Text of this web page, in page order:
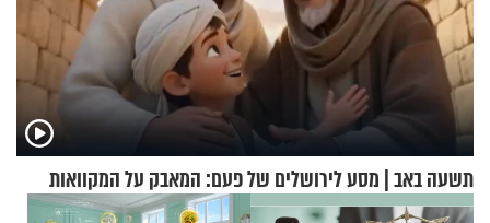
תשעה באב | מסע לירושלים של פעם: המאבק על המקוואות